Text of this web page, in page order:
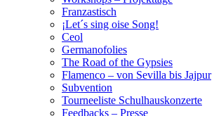
Franzastisch
¡Let´s sing oise Song!
Ceol
Germanofolies
The Road of the Gypsies
Flamenco – von Sevilla bis Jajpur
Subvention
Tourneeliste Schulhauskonzerte
Feedbacks – Presse